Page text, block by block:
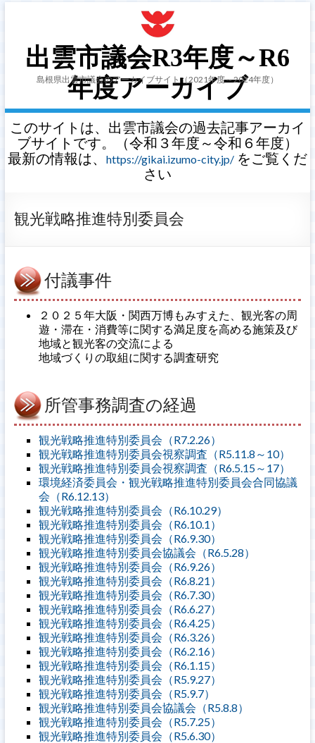
出雲市議会R3年度～R6
年度アーカイブ
島根県出雲市議会のアーカイブサイト（2021年度～2024年度）
このサイトは、出雲市議会の過去記事アーカイ
ブサイトです。（令和３年度～令和６年度）
最新の情報は、
https://gikai.izumo-city.jp/をご覧くだ
さい
観光戦略推進特別委員会
付議事件
２０２５年大阪・関西万博もみすえた、観光客の周
遊・滞在・消費等に関する満足度を高める施策及び
地域と観光客の交流による
地域づくりの取組に関する調査研究
所管事務調査の経過
観光戦略推進特別委員会（R7.2.26）
観光戦略推進特別委員会視察調査（R5.11.8～10）
観光戦略推進特別委員会視察調査（R6.5.15～17）
環境経済委員会・観光戦略推進特別委員会合同協議
会（R6.12.13）
観光戦略推進特別委員会（R6.10.29）
観光戦略推進特別委員会（R6.10.1）
観光戦略推進特別委員会（R6.9.30）
観光戦略推進特別委員会協議会（R6.5.28）
観光戦略推進特別委員会（R6.9.26）
観光戦略推進特別委員会（R6.8.21）
観光戦略推進特別委員会（R6.7.30）
観光戦略推進特別委員会（R6.6.27）
観光戦略推進特別委員会（R6.4.25）
観光戦略推進特別委員会（R6.3.26）
観光戦略推進特別委員会（R6.2.16）
観光戦略推進特別委員会（R6.1.15）
観光戦略推進特別委員会（R5.9.27）
観光戦略推進特別委員会（R5.9.7）
観光戦略推進特別委員会協議会（R5.8.8）
観光戦略推進特別委員会（R5.7.25）
観光戦略推進特別委員会（R5.6.30）